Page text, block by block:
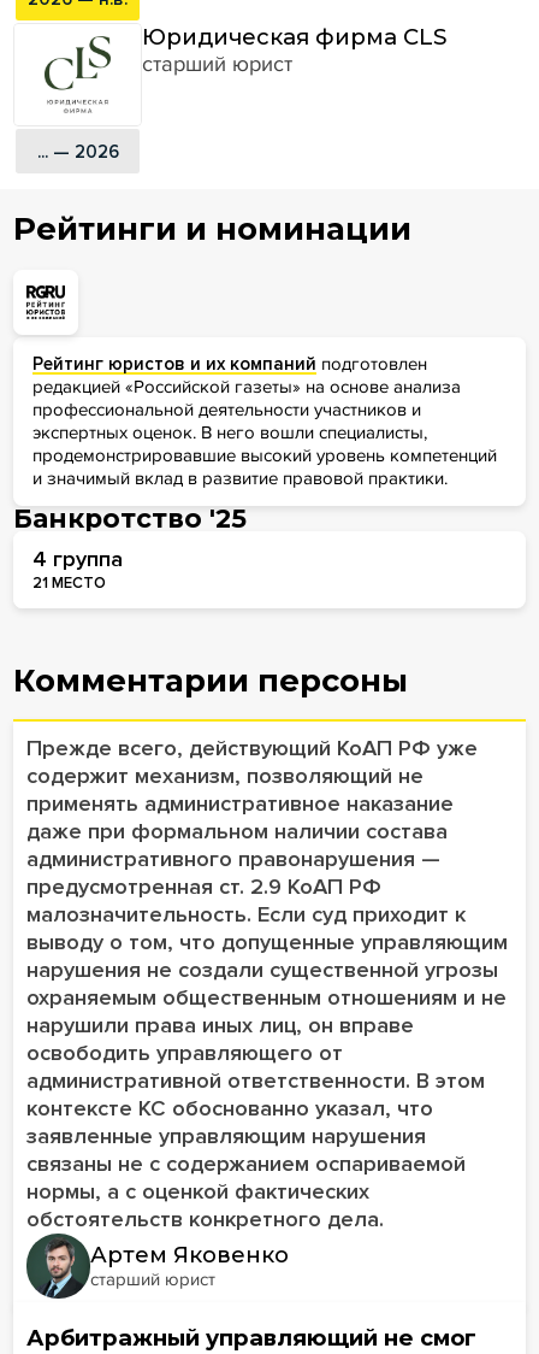
... — 2026
Юридическая фирма CLS
старший юрист
Рейтинги и номинации
Рейтинг юристов и их компаний подготовлен
редакцией «Российской газеты» на основе анализа
профессиональной деятельности участников и
экспертных оценок. В него вошли специалисты,
продемонстрировавшие высокий уровень компетенций
и значимый вклад в развитие правовой практики.
Банкротство '25
4 группа
21 МЕСТО
Комментарии персоны
Прежде всего, действующий КоАП РФ уже
содержит механизм, позволяющий не
применять административное наказание
даже при формальном наличии состава
административного правонарушения —
предусмотренная ст. 2.9 КоАП РФ
малозначительность. Если суд приходит к
выводу о том, что допущенные управляющим
нарушения не создали существенной угрозы
охраняемым общественным отношениям и не
нарушили права иных лиц, он вправе
освободить управляющего от
административной ответственности. В этом
контексте КС обоснованно указал, что
заявленные управляющим нарушения
связаны не с содержанием оспариваемой
нормы, а с оценкой фактических
обстоятельств конкретного дела.
Артем Яковенко
старший юрист
Арбитражный управляющий не смог